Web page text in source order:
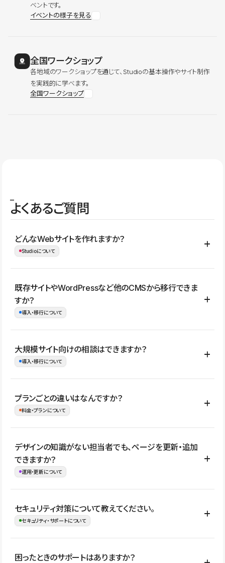
ベントです。
イベントの様子を見る
全国ワークショップ
各地域のワークショップを通じて、Studioの基本操作やサイト制作
を実践的に学べます。
全国ワークショップ
よくあるご質問
どんなWebサイトを作れますか？
Studioについて
コーポレートサイト、サービスサイト、LP、採用サイト、ブロ
グ・メディア、イベントサイト、店舗・商品紹介サイト、ポートフ
ォリオなど幅広く制作できます。
既存サイトやWordPressなど他のCMSから移行できま
すか？
導入・移行について
はい。既存サイトの構成やコンテンツ、URLを整理したうえで、
Studio上に再構築する形で移行できます。 WordPressの場合は、
イト全体のデザインや設定がそのまま移行されるわけではないた
め、移行後にページ構成やデザイン、CMS設計、URL・リダイレク
大規模サイト向けの相談はできますか？
導入・移行について
はい。アクセス規模が大きいサイトや、複数部門での運用、権限管
理、セキュリティ確認、既存システムとの連携など、個別の要件が
ない段階でも、お問い合わせください。
お問合せはこちら
プランごとの違いはなんですか？
料金・プランについて
公開ページ数、バージョン履歴の期間、CMS利用数の上限、権限
管理の有無などがプランごとに異なります。詳しくは料金プランペ
ージをご覧ください。
デザインの知識がない担当者でも、ページを更新・追加
できますか？
運用・更新について
はい。CMSやコンポーネントを活用して更新範囲を設計しておく
ことで、デザインを崩しにくい状態で運用できます。 さらにコン
ながらレイアウトに影響を与えずに更新作業を進めやすくなりま
セキュリティ対策について教えてください。
セキュリティ・サポートについて
Studioでは、公開サイトやサービスを安全に利用できるよう、通信
困ったときのサポートはありますか？